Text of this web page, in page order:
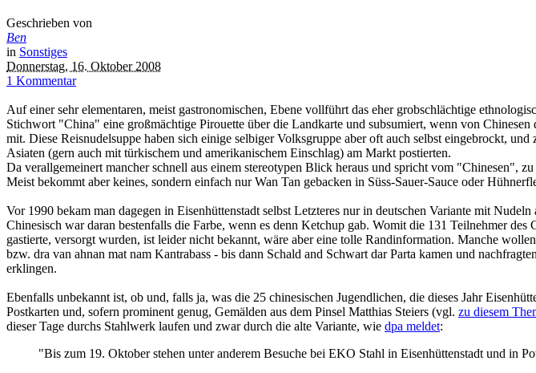
Geschrieben von
Ben
in Sonstiges
Donnerstag, 16. Oktober 2008
1 Kommentar
Auf einer sehr elementaren, meist gastronomischen, Ebene vollführt das eher grobschlächtige
Stichwort "China" eine großmächtige Pirouette über die Landkarte und subsumiert, wenn von
mit. Diese Reisnudelsuppe haben sich einige selbiger Volksgruppe aber oft auch selbst eingebrockt,
Asiaten (gern auch mit türkischem und amerikanischem Einschlag) am Markt postierten.
Da verallgemeinert mancher schnell aus einem stereotypen Blick heraus und spricht vom "Chinesen",
Meist bekommt aber keines, sondern einfach nur Wan Tan gebacken in Süss-Sauer-Sauce oder
Vor 1990 bekam man dagegen in Eisenhüttenstadt selbst Letzteres nur in deutschen Variante mit
Chinesisch war daran bestenfalls die Farbe, wenn es denn Ketchup gab. Womit die 131 Teilnehmer
gastierte, versorgt wurden, ist leider nicht bekannt, wäre aber eine tolle Randinformation. Manche
bzw. dra van ahnan mat nam Kantrabass - bis dann Schald and Schwart dar Parta kamen und
erklingen.
Ebenfalls unbekannt ist, ob und, falls ja, was die 25 chinesischen Jugendlichen, die dieses Jahr
Postkarten und, sofern prominent genug, Gemälden aus dem Pinsel Matthias Steiers (vgl. zu diesem
dieser Tage durchs Stahlwerk laufen und zwar durch die alte Variante, wie dpa meldet:
"Bis zum 19. Oktober stehen unter anderem Besuche bei EKO Stahl in Eisenhüttenstadt und in